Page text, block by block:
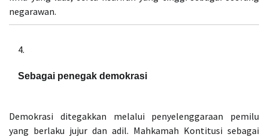
negarawan.
Sebagai penegak demokrasi
Demokrasi ditegakkan melalui penyelenggaraan pemilu
yang berlaku jujur dan adil. Mahkamah Kontitusi sebagai